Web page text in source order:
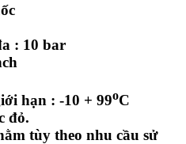
: 10 bar
hạn : -10 + 99oC
đỏ.
tùy theo nhu cầu sử